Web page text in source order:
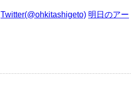
Twitter(@ohkitashigeto) 明日のアー